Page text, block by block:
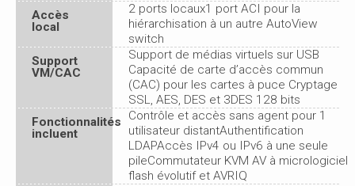
Accès
local
2 ports locaux1 port ACI pour la
hiérarchisation à un autre AutoView
switch
Support
VM/CAC
Support de médias virtuels sur USB
Capacité de carte d’accès commun
(CAC) pour les cartes à puce Cryptage
SSL, AES, DES et 3DES 128 bits
Fonctionnalités
incluent
Contrôle et accès sans agent pour 1
utilisateur distantAuthentification
LDAPAccès IPv4 ou IPv6 à une seule
pileCommutateur KVM AV à micrologiciel
flash évolutif et AVRIQ